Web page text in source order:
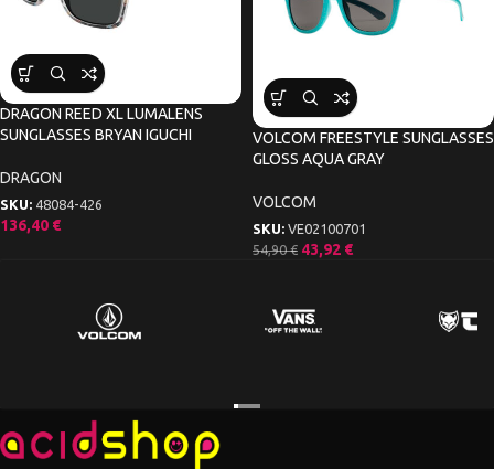
DRAGON REED XL LUMALENS
SUNGLASSES BRYAN IGUCHI
DRAGON
SKU: 48084-426
136,40 €
VOLCOM FREESTYLE SUNGLASSES
GLOSS AQUA GRAY
VOLCOM
SKU: VE02100701
54,90€ 43,92 €